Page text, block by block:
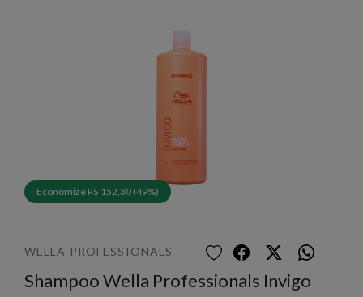
Economize R$ 152,30 (49%)
WELLA PROFESSIONALS
Shampoo Wella Professionals Invigo